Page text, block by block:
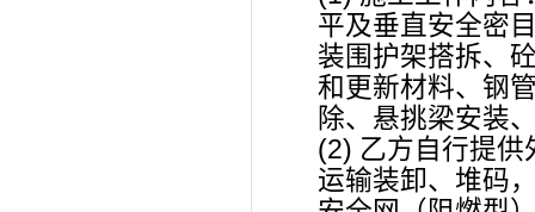
平及垂直安全密
装围护架搭拆、
和更新材料、钢
除、悬挑梁安装
(2) 乙方自行提供
运输装卸、堆码